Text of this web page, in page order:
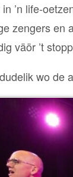
’n life-
zengers en
väör ’t
wo de